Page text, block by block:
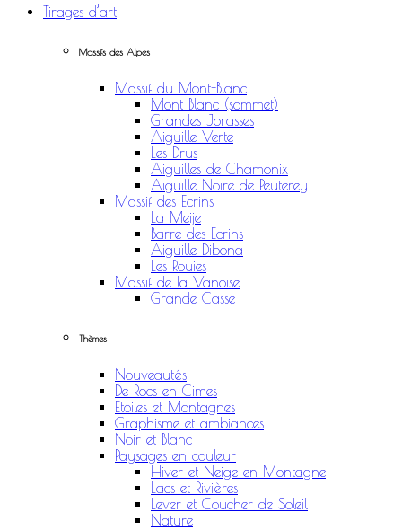
Tirages d’art
Massifs des Alpes
Massif du Mont-Blanc
Mont Blanc (sommet)
Grandes Jorasses
Aiguille Verte
Les Drus
Aiguilles de Chamonix
Aiguille Noire de Peuterey
Massif des Ecrins
La Meije
Barre des Ecrins
Aiguille Dibona
Les Rouies
Massif de la Vanoise
Grande Casse
Thèmes
Nouveautés
De Rocs en Cimes
Etoiles et Montagnes
Graphisme et ambiances
Noir et Blanc
Paysages en couleur
Hiver et Neige en Montagne
Lacs et Rivières
Lever et Coucher de Soleil
Nature